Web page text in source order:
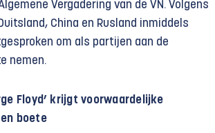
Vergadering van de VN. Volgens
China en Rusland inmiddels
om als partijen aan de
nemen.
Floyd’ krijgt voorwaardelijke
boete